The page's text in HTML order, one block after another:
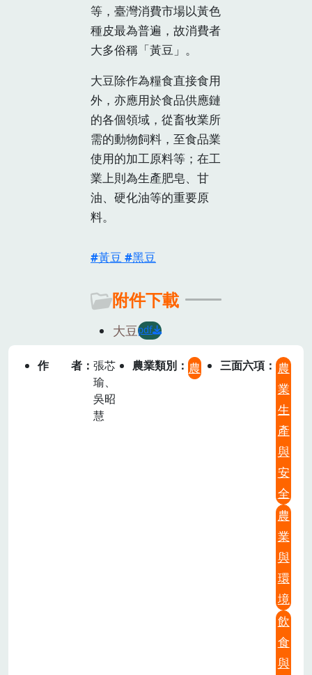
等，臺灣消費市場以黃色
種皮最為普遍，故消費者
大多俗稱「黃豆」。
大豆除作為糧食直接食用
外，亦應用於食品供應鏈
的各個領域，從畜牧業所
需的動物飼料，至食品業
使用的加工原料等；在工
業上則為生產肥皂、甘
油、硬化油等的重要原
料。
黃豆 黑豆
附件下載
大豆pdf
作者
張芯
瑜、
吳昭
慧
農業類別 農 三面六項
農
業
生
產
與
安
全
農
業
與
環
境
飲
食
與